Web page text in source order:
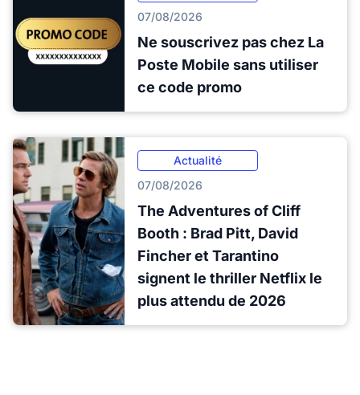
07/08/2026
Ne souscrivez pas chez La
Poste Mobile sans utiliser
ce code promo
Actualité
07/08/2026
The Adventures of Cliff
Booth : Brad Pitt, David
Fincher et Tarantino
signent le thriller Netflix le
plus attendu de 2026